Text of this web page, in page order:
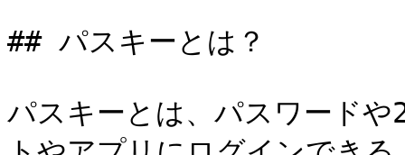
## パスキーとは？
パスキーとは、パスワード